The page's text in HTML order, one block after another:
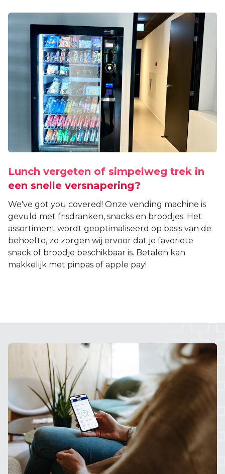
Lunch vergeten of simpelweg trek in
een snelle versnapering?
We've got you covered! Onze vending machine is
gevuld met frisdranken, snacks en broodjes. Het
assortiment wordt geoptimaliseerd op basis van de
behoefte, zo zorgen wij ervoor dat je favoriete
snack of broodje beschikbaar is. Betalen kan
makkelijk met pinpas of apple pay!